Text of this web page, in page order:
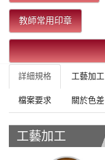
教師常用印章
詳細規格 工藝加工
檔案要求 關於色差
工藝加工